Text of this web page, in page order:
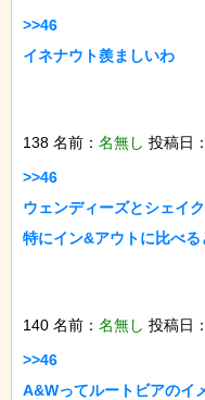
>>46
イネナウト羨ましいわ
138 名前： 名無し 投稿日
>>46
ウェンディーズとシェイ
特にイン&アウトに比べる
140 名前： 名無し 投稿日
>>46
A&Wってルートビアのイ